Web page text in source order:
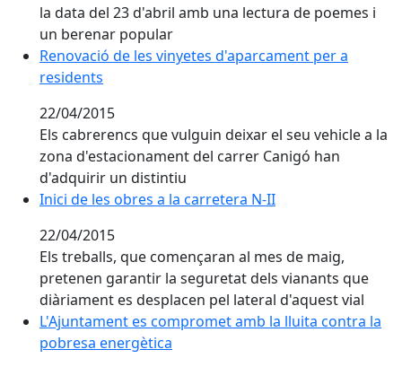
la data del 23 d'abril amb una lectura de poemes i
un berenar popular
Renovació de les vinyetes d'aparcament per a
Renovació de les vinyetes d'aparcament per a
residents
22/04/2015
Els cabrerencs que vulguin deixar el seu vehicle a la
zona d'estacionament del carrer Canigó han
d'adquirir un distintiu
Inici de les obres a la carretera N-II
Inici de les obres a la carretera N-II
22/04/2015
Els treballs, que començaran al mes de maig,
pretenen garantir la seguretat dels vianants que
diàriament es desplacen pel lateral d'aquest vial
L'Ajuntament es compromet amb la lluita contra la
L'Ajuntament es compromet amb la lluita contra la
pobresa energètica